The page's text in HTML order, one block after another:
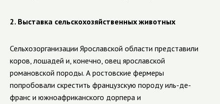
2. Выставка сельскохозяйственных животных
Сельхозорганизации Ярославской области представили
коров, лошадей и, конечно, овец ярославской
романовской породы. А ростовские фермеры
попробовали скрестить французскую породу иль-де-
франс и южноафриканского дорпера и